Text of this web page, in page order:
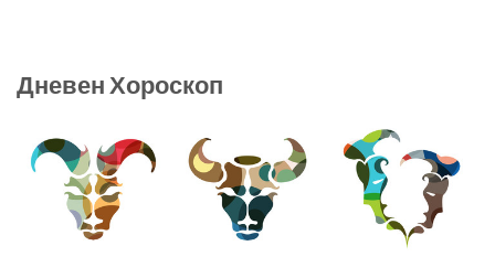
Дневен Хороскоп